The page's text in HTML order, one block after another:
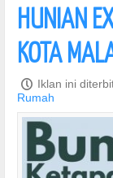
HUNIAN
KOTA
P Iklan ini
Rumah